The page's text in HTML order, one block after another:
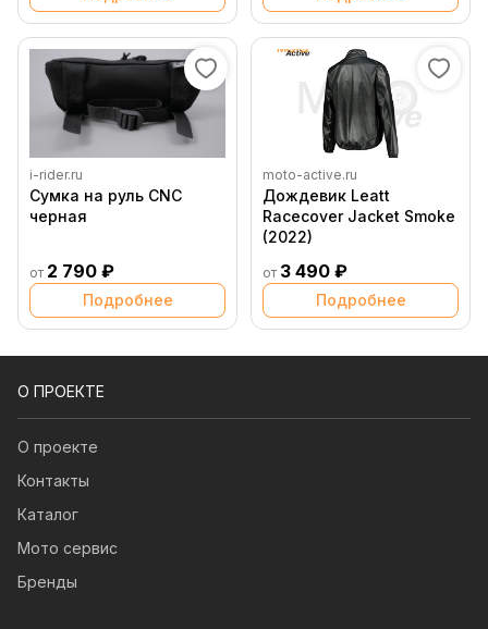
i-rider.ru
Сумка на руль CNC
черная
от 2 790 ₽
Подробнее
moto-active.ru
Дождевик Leatt
Racecover Jacket Smoke
(2022)
от 3 490 ₽
Подробнее
О ПРОЕКТЕ
О проекте
Контакты
Каталог
Мото сервис
Бренды